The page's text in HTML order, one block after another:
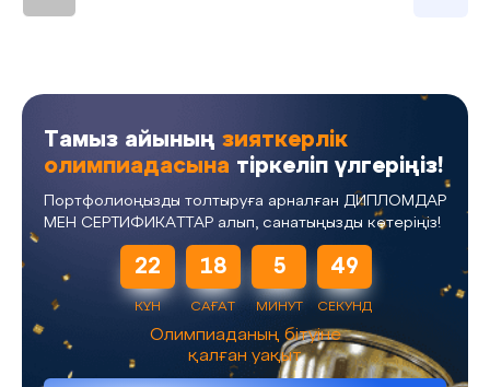
Тамыз айының зияткерлік
олимпиадасына тіркеліп үлгеріңіз!
Портфолиоңызды толтыруға арналған ДИПЛОМДАР
МЕН СЕРТИФИКАТТАР алып, санатыңызды көтеріңіз!
22
КҮН
18
САҒАТ
5
МИНУТ
49
СЕКУНД
Олимпиаданың бітуіне
қалған уақыт